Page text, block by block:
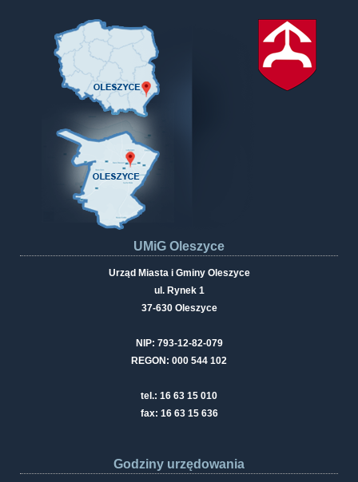
UMiG Oleszyce
Urząd Miasta i Gminy Oleszyce
ul. Rynek 1
37-630 Oleszyce
NIP: 793-12-82-079
REGON: 000 544 102
tel.: 16 63 15 010
fax: 16 63 15 636
Godziny urzędowania